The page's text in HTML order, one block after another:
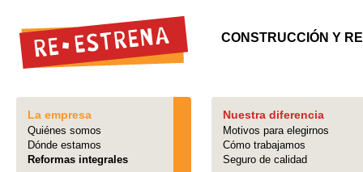
CONSTRUCCIÓN Y
La empresa
Quiénes somos
Dónde estamos
Reformas integrales
Nuestra diferencia
Motivos para elegirnos
Cómo trabajamos
Seguro de calidad